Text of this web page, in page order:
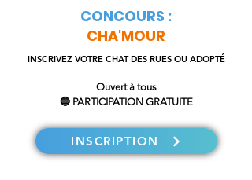
CONCOURS :
CHA'MOUR
INSCRIVEZ VOTRE CHAT DES RUES OU ADOPTÉ
Ouvert à tous
🔵 PARTICIPATION GRATUITE
INSCRIPTION